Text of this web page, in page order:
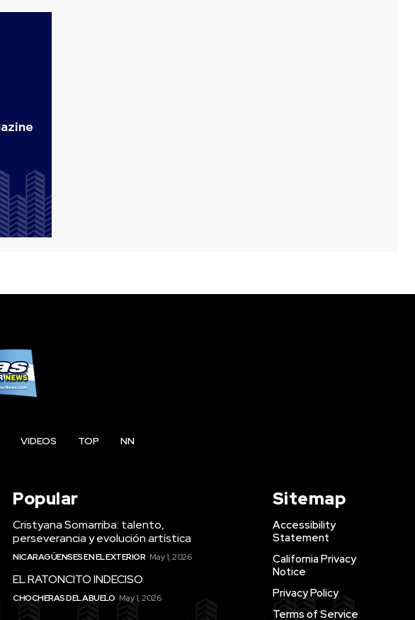
VIDEOS TOP NN
Popular
Cristyana Somarriba: talento,
perseverancia y evolución artística
NICARAGÜENSES EN EL EXTERIOR May 1, 2026
EL RATONCITO INDECISO
CHOCHERAS DEL ABUELO May 1, 2026
Sitemap
Accessibility
Statement
California Privacy
Notice
Privacy Policy
Terms of Service